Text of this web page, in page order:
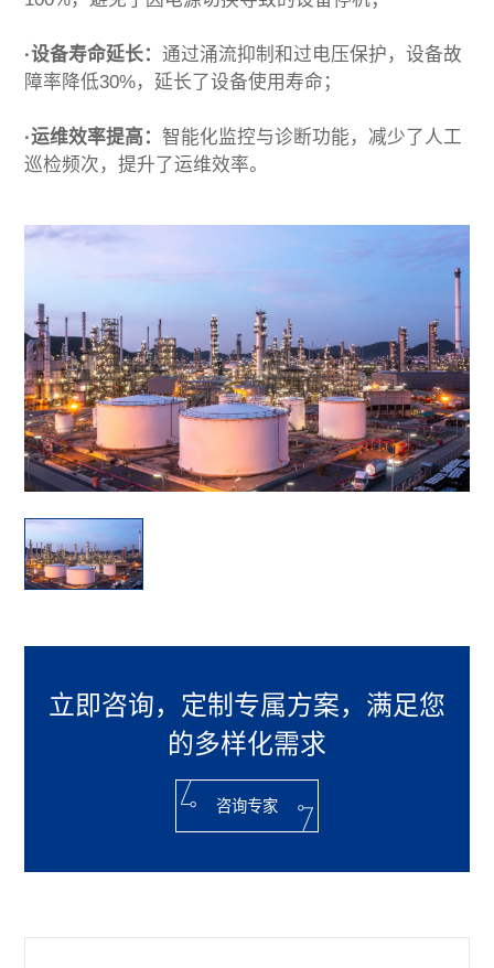
·设备寿命延长：通过涌流抑制和过电压保护，设备故
障率降低30%，延长了设备使用寿命；
·运维效率提高：智能化监控与诊断功能，减少了人工
巡检频次，提升了运维效率。
立即咨询，定制专属方案，满足您
的多样化需求
咨询专家